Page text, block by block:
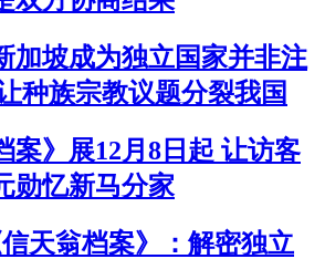
加坡成为独立国家并非注
种族宗教议题分裂我国
案》展12月8日起 让访客
勋忆新马分家
天翁档案》：解密独立